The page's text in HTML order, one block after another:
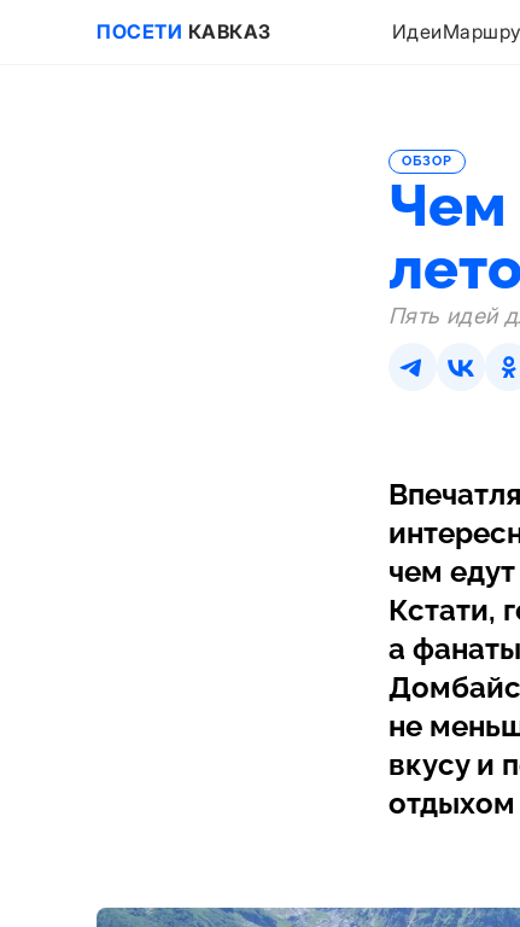
ПОСЕТИ КАВКАЗ Идеи
Чем
ОБЗОР
Пять идей
чем
Кстати,
а
не
вкусу и
отдыхом